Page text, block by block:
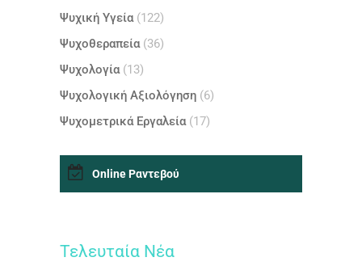
Ψυχική Υγεία(122)
Ψυχοθεραπεία(36)
Ψυχολογία(13)
Ψυχολογική Αξιολόγηση (6)
Ψυχομετρικά Εργαλεία(17)
Online Ραντεβού
Τελευταία Nέα